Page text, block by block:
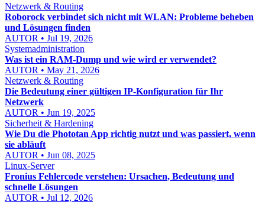
Netzwerk & Routing
Roborock verbindet sich nicht mit WLAN: Probleme beheben
und Lösungen finden
AUTOR • Jul 19, 2026
Systemadministration
Was ist ein RAM-Dump und wie wird er verwendet?
AUTOR • May 21, 2026
Netzwerk & Routing
Die Bedeutung einer gültigen IP-Konfiguration für Ihr
Netzwerk
AUTOR • Jun 19, 2025
Sicherheit & Hardening
Wie Du die Phototan App richtig nutzt und was passiert, wenn
sie abläuft
AUTOR • Jun 08, 2025
Linux-Server
Fronius Fehlercode verstehen: Ursachen, Bedeutung und
schnelle Lösungen
AUTOR • Jul 12, 2026